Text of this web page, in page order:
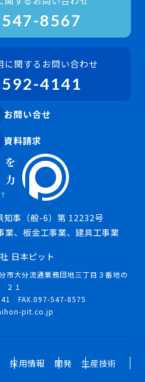
8567
に関するお問い合わせ
4141
お問い合せ
資料請求
事（般-6）第 12232号
業、板金工事業、建具工事業
日本ピット
大分流通業務団地三丁目３番地の
２１
FAX.097-547-8575
pit.co.jp
採用情報 開発
生産技術